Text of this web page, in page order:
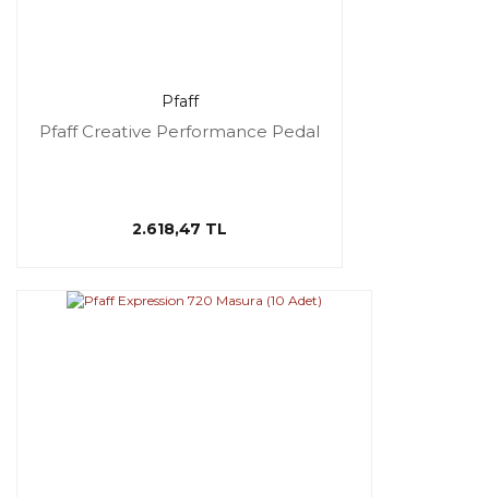
Pfaff
Pfaff Creative Performance Pedal
2.618,47 TL